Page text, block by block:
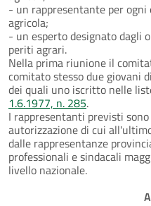
- un rappresentante per ogni
agricola;
- un esperto designato dagli
periti agrari.
Nella prima riunione il
comitato stesso due giovani
dei quali uno iscritto nelle
1.6.1977, n. 285.
I rappresentanti previsti
autorizzazione di cui
dalle rappresentanze
professionali e sindacali
livello nazionale.